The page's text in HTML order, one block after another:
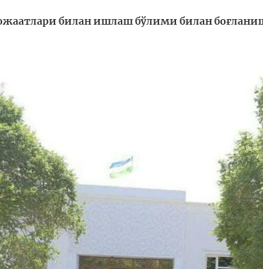
билан ишлаш бўлими билан